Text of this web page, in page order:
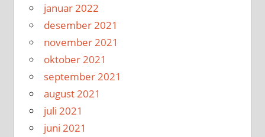
januar 2022
desember 2021
november 2021
oktober 2021
september 2021
august 2021
juli 2021
juni 2021